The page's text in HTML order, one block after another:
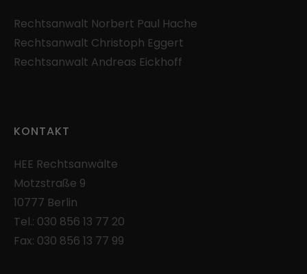
Rechtsanwalt Norbert Paul Hache
Rechtsanwalt Christoph Eggert
Rechtsanwalt Andreas Eickhoff
KONTAKT
HEE Rechtsanwälte
Motzstraße 9
10777 Berlin
Tel.: 030 856 13 77 20
Fax: 030 856 13 77 99